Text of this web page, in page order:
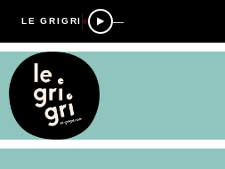
LE GRIGRI —